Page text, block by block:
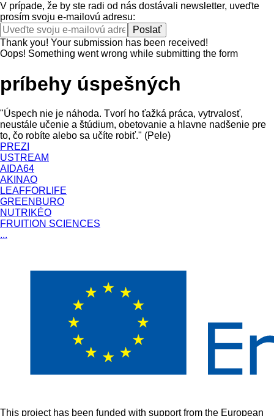
V prípade, že by ste radi od nás dostávali newsletter, uveďte
prosím svoju e-mailovú adresu:
Thank you! Your submission has been received!
Oops! Something went wrong while submitting the form
príbehy úspešných
"Úspech nie je náhoda. Tvorí ho ťažká práca, vytrvalosť,
neustále učenie a štúdium, obetovanie a hlavne nadšenie pre
to, čo robíte alebo sa učíte robiť." (Pele)
PREZI
USTREAM
AIDA64
AKINAO
LEAFFORLIFE
GREENBURO
NUTRIKÉO
FRUITION SCIENCES
...
This project has been funded with support from the European